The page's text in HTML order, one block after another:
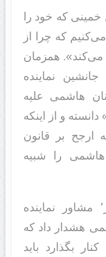
که خود را
که چرا از
همزمان
حجت الاسلام حاجی‌صادقی٬ جانشین نماینده
هاشمی علیه
و از اینکه
ارجح بر قانون
هاشمی را شبیه
حجت الاسلام مجتبی‌ ذوالنور٬ مشاور نماینده
هشدار داد که
بگذارد باید